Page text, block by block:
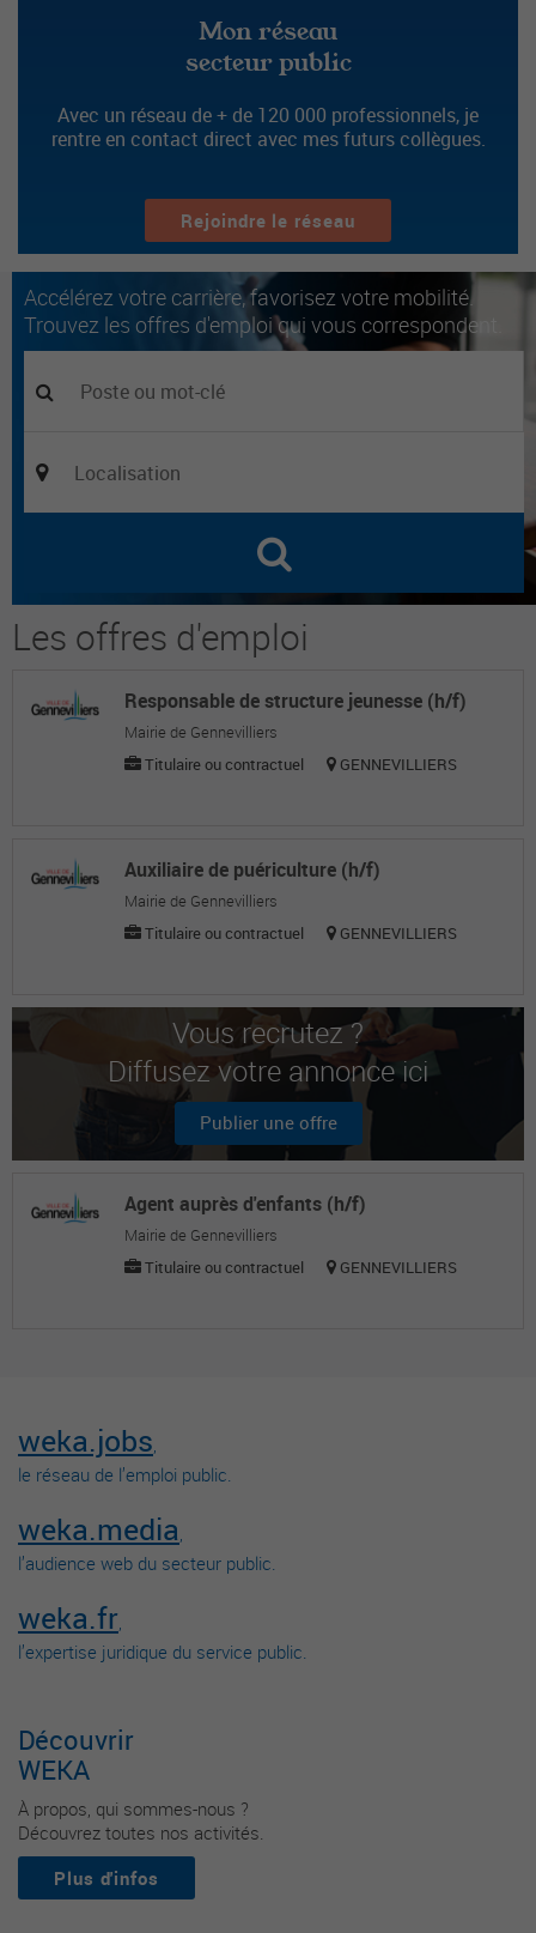
Mon réseau
secteur public
Avec un réseau de + de 120 000 professionnels, je
rentre en contact direct avec mes futurs collègues.
Rejoindre le réseau
Accélérez votre carrière, favorisez votre mobilité.
Trouvez les offres d'emploi qui vous correspondent.
Les offres d'emploi
Responsable de structure jeunesse (h/f)
Mairie de Gennevilliers
Titulaire ou contractuel
GENNEVILLIERS
Auxiliaire de puériculture (h/f)
Mairie de Gennevilliers
Titulaire ou contractuel
GENNEVILLIERS
Vous recrutez ?
Diffusez votre annonce ici
Publier une offre
Agent auprès d'enfants (h/f)
Mairie de Gennevilliers
Titulaire ou contractuel
GENNEVILLIERS
weka.jobs,
le réseau de l’emploi public.
weka.media,
l’audience web du secteur public.
weka.fr,
l’expertise juridique du service public.
Découvrir
WEKA
À propos, qui sommes-nous ?
Découvrez toutes nos activités.
Plus d'infos